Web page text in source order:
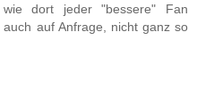
dort jeder "bessere" Fan
auf Anfrage, nicht ganz so